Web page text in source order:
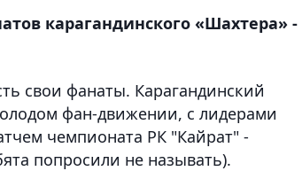
карагандинского «Шахтера» -
свои фанаты. Карагандинский
фан-движении, с лидерами
чемпионата РК "Кайрат" -
попросили не называть).